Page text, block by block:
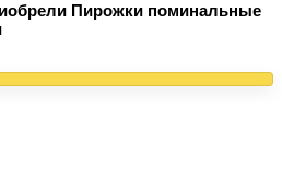
Пирожки поминальные